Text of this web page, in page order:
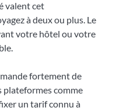
valent cet
à deux ou plus. Le
votre hôtel ou votre
fortement de
plateformes comme
un tarif connu à